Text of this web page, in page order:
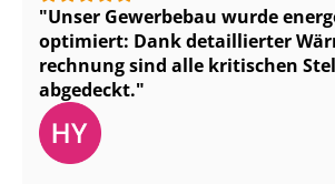
Unser Gewerbebau wurde
optimiert: Dank detaillierter
rech­nung sind alle kritischen
abgedeckt.